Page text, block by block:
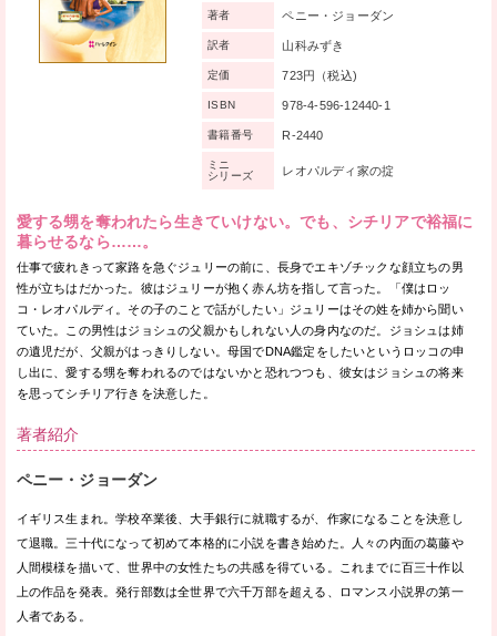
愛する甥を奪われたら生きていけない。でも、シチリアで裕福に
暮らせるなら……。
仕事で疲れきって家路を急ぐジュリーの前に、長身でエキゾチックな顔立ちの男
性が立ちはだかった。彼はジュリーが抱く赤ん坊を指して言った。「僕はロッ
コ・レオパルディ。その子のことで話がしたい」ジュリーはその姓を姉から聞い
ていた。この男性はジョシュの父親かもしれない人の身内なのだ。ジョシュは姉
の遺児だが、父親がはっきりしない。母国でDNA鑑定をしたいというロッコの申
し出に、愛する甥を奪われるのではないかと恐れつつも、彼女はジョシュの将来
を思ってシチリア行きを決意した。
著者 ペニー・ジョーダン
訳者 山科みずき
定価 723円（税込)
ISBN 978-4-596-12440-1
書籍番号 R-2440
ミニ
シリーズ
レオパルディ家の掟
著者紹介
ペニー・ジョーダン
イギリス生まれ。学校卒業後、大手銀行に就職するが、作家になることを決意し
て退職。三十代になって初めて本格的に小説を書き始めた。人々の内面の葛藤や
人間模様を描いて、世界中の女性たちの共感を得ている。これまでに百三十作以
上の作品を発表。発行部数は全世界で六千万部を超える、ロマンス小説界の第一
人者である。